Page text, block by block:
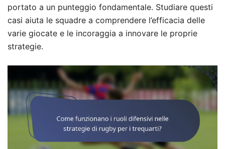
portato a un punteggio fondamentale. Studiare questi
casi aiuta le squadre a comprendere l’efficacia delle
varie giocate e le incoraggia a innovare le proprie
strategie.